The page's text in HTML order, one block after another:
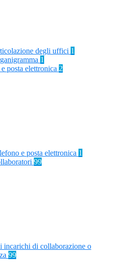
degli uffici 1
1
posta elettronica 2
e posta elettronica 1
99
incarichi di collaborazione o
99